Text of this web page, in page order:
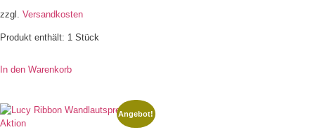
zzgl. Versandkosten
Produkt enthält: 1 Stück
In den Warenkorb
Angebot!